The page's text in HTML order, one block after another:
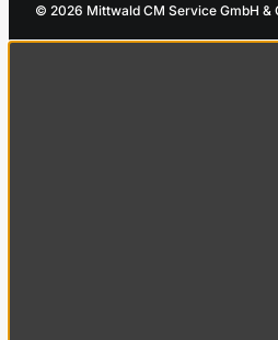
© 2026 Mittwald CM Service GmbH &